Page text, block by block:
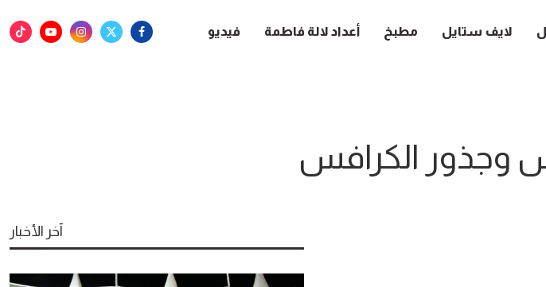
لايف ستايل مطبخ أعداد لالة فاطمة فيديو
وجذور الكرافس
آخر الأخبار